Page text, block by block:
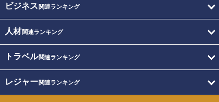
ビジネス 関連ランキング
人材関連ランキング
トラベル関連ランキング
レジャー関連ランキング